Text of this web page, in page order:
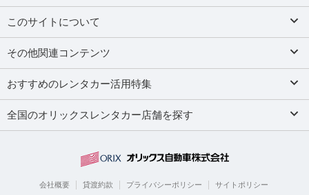
このサイトについて
その他関連コンテンツ
おすすめのレンタカー活用特集
全国のオリックスレンタカー店舗を探す
会社概要 貸渡約款 プライバシーポリシー サイトポリシー